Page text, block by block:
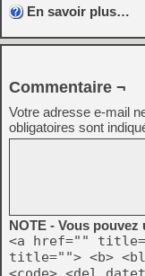
En savoir plus…
Commentaire ¬
Votre adresse e-mail
obligatoires sont
NOTE - Vous
<a href=""
title=""> <b>